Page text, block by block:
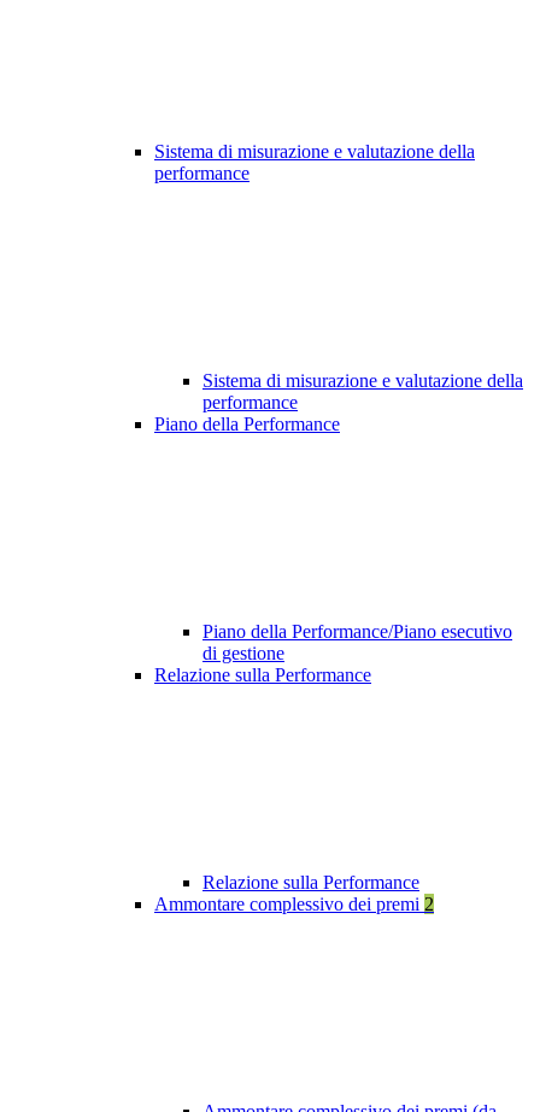
Sistema di misurazione e valutazione della
performance
Sistema di misurazione e valutazione della
performance
Piano della Performance
Piano della Performance/Piano esecutivo
di gestione
Relazione sulla Performance
Relazione sulla Performance
Ammontare complessivo dei premi 2